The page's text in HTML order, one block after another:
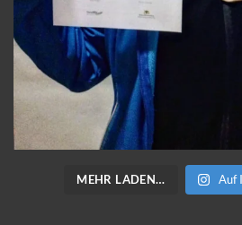
MEHR LADEN… Auf